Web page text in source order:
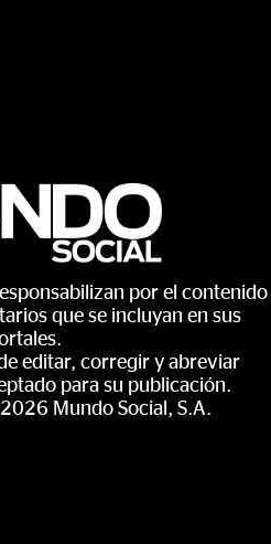
por el contenido
que se incluyan en sus
editar, corregir y abreviar
para su publicación.
Mundo Social, S.A.